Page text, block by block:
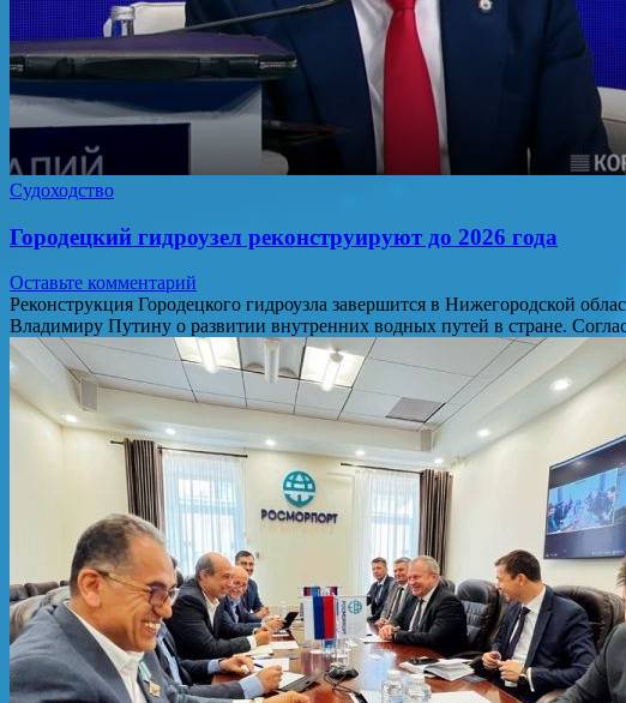
Судоходство
Городецкий гидроузел реконструируют до 2026 года
Оставьте комментарий
Реконструкция Городецкого гидроузла завершится в Нижегородской
Владимиру Путину о развитии внутренних водных путей в стране.